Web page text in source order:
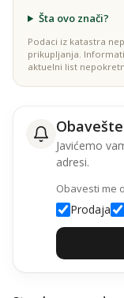
Šta ovo znači?
Podaci iz katastra
prikupljanja.
aktuelni list
Javićemo
adresi.
Obavesti me
Prodaja